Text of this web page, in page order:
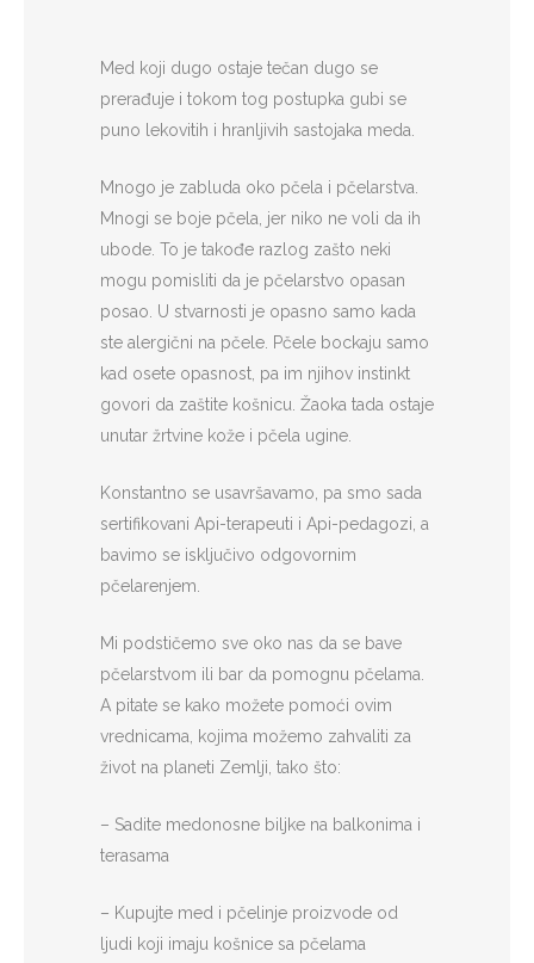
Med koji dugo ostaje tečan dugo se
prerađuje i tokom tog postupka gubi se
puno lekovitih i hranljivih sastojaka meda.
Mnogo je zabluda oko pčela i pčelarstva.
Mnogi se boje pčela, jer niko ne voli da ih
ubode. To je takođe razlog zašto neki
mogu pomisliti da je pčelarstvo opasan
posao. U stvarnosti je opasno samo kada
ste alergični na pčele. Pčele bockaju samo
kad osete opasnost, pa im njihov instinkt
govori da zaštite košnicu. Žaoka tada ostaje
unutar žrtvine kože i pčela ugine.
Konstantno se usavršavamo, pa smo sada
sertifikovani Api-terapeuti i Api-pedagozi, a
bavimo se isključivo odgovornim
pčelarenjem.
Mi podstičemo sve oko nas da se bave
pčelarstvom ili bar da pomognu pčelama.
A pitate se kako možete pomoći ovim
vrednicama, kojima možemo zahvaliti za
život na planeti Zemlji, tako što:
– Sadite medonosne biljke na balkonima i
terasama
– Kupujte med i pčelinje proizvode od
ljudi koji imaju košnice sa pčelama